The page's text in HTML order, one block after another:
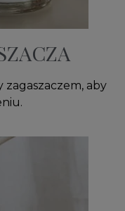
zagaszaczem, aby